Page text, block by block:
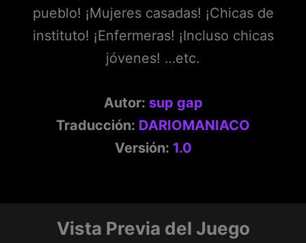
pueblo! ¡Mujeres casadas! ¡Chicas de
instituto! ¡Enfermeras! ¡Incluso chicas
jóvenes! …etc.
Autor: sup gap
Traducción: DARIOMANIACO
Versión: 1.0
Vista Previa del Juego